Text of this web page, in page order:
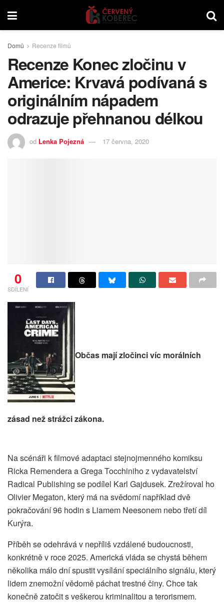
Domů Recenze filmů
Recenze Konec zločinu v
Americe: Krvavá podívaná s
originálním nápadem
odrazuje přehnanou délkou
od Lenka Pojezná 17 června, 2020
0
SDÍLENÍ
Občas mají zločinci víc morálních
zásad než strážci zákona.
Na scénáři k filmové adaptaci stejnojmenného komiksu
Ricka Remendera a Grega Tocchiniho z vydavatelství
Radical Publishing se podílel Karl Gajdusek. Zrežíroval ho
Olivier Megaton, který má na svědomí například dvě
pokračování 96 hodin s Liamem Neesonem nebo třetí díl
Kurýra.
Příběh se odehrává v nepříliš vzdálené budoucnosti,
konkrétně v roce 2025. Americká vláda se chystá během
několika málo dní spustit vysílání speciálního signálu, který
lidem znemožní vědomě páchat trestné činy. Chce tak
konečně zatočit s veškerou kriminalitou a terorismem.